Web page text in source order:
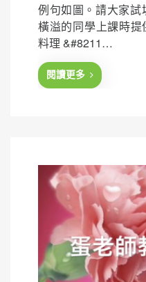
s
t
e
d
例句如圖。請大家試
橫溢的同學上課時
料理 &#8211…
閱讀更多